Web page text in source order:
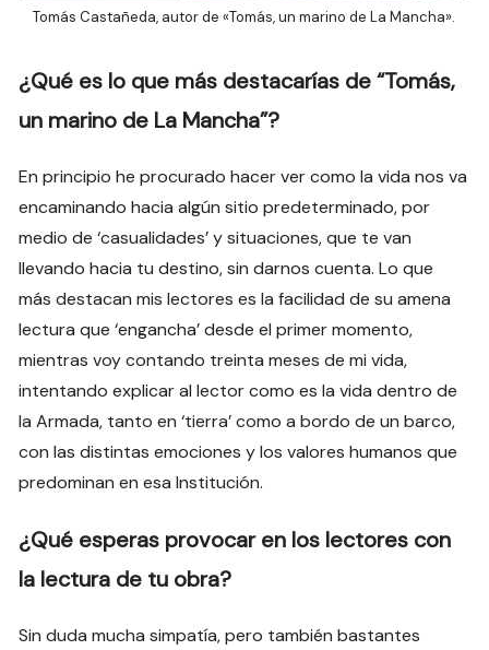
Tomás Castañeda, autor de «Tomás, un marino de La Mancha».
¿Qué es lo que más destacarías de “Tomás,
un marino de La Mancha”?
En principio he procurado hacer ver como la vida nos va
encaminando hacia algún sitio predeterminado, por
medio de ‘casualidades’ y situaciones, que te van
llevando hacia tu destino, sin darnos cuenta. Lo que
más destacan mis lectores es la facilidad de su amena
lectura que ‘engancha’ desde el primer momento,
mientras voy contando treinta meses de mi vida,
intentando explicar al lector como es la vida dentro de
la Armada, tanto en ‘tierra’ como a bordo de un barco,
con las distintas emociones y los valores humanos que
predominan en esa Institución.
¿Qué esperas provocar en los lectores con
la lectura de tu obra?
Sin duda mucha simpatía, pero también bastantes